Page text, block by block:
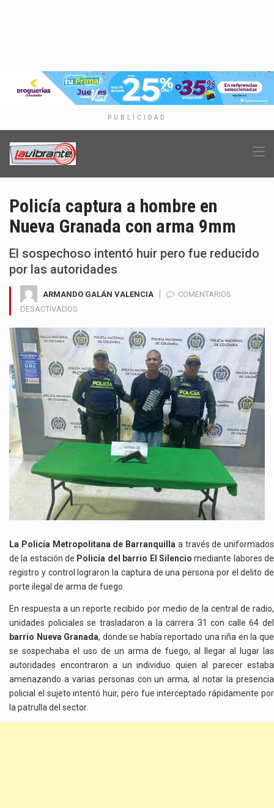
PUBLICIDAD
Policía captura a hombre en
Nueva Granada con arma 9mm
El sospechoso intentó huir pero fue reducido
por las autoridades
ARMANDO GALÁN VALENCIA
COMENTARIOS
DESACTIVADOS
CAPTURA
A
HOMBRE
EN
NUEVA
GRANADA
CON
ARMA
9MM
La Policía Metropolitana de Barranquilla a través de uniformados
de la estación de Policía del barrio El Silencio mediante labores de
registro y control lograron la captura de una persona por el delito de
porte ilegal de arma de fuego.
En respuesta a un reporte recibido por medio de la central de radio,
unidades policiales se trasladaron a la carrera 31 con calle 64 del
barrio Nueva Granada, donde se había reportado una riña en la que
se sospechaba el uso de un arma de fuego, al llegar al lugar las
autoridades encontraron a un individuo quien al parecer estaba
amenazando a varias personas con un arma, al notar la presencia
policial el sujeto intentó huir, pero fue interceptado rápidamente por
la patrulla del sector.